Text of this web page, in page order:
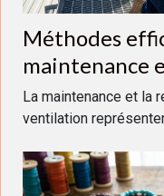
Méthodes
maintenance
systèmes de
La maintenance et la
ventilation